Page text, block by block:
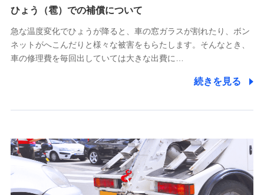
供し、金融商品等の契約を勧奨するため
アンケートやキャンペーン等の実施のため
上記に係る連絡・手続き・管理等付帯業務を行うため
5.通話録音にて取得する情報
7.社員（従業者）の個人情報
人事･勤怠･健康・労務等の管理、給与支給、福利厚生・採用
退職関連処理等の各種手続きのため、当社と従業員または従
業員同士の連絡のため
ひょう（雹）での補償について
急な温度変化でひょうが降ると、車の窓ガラスが割れたり、ボン
ネットがへこんだりと様々な被害をもらたします。そんなとき、
車の修理費を毎回出していては大きな出費に…
続きを見る